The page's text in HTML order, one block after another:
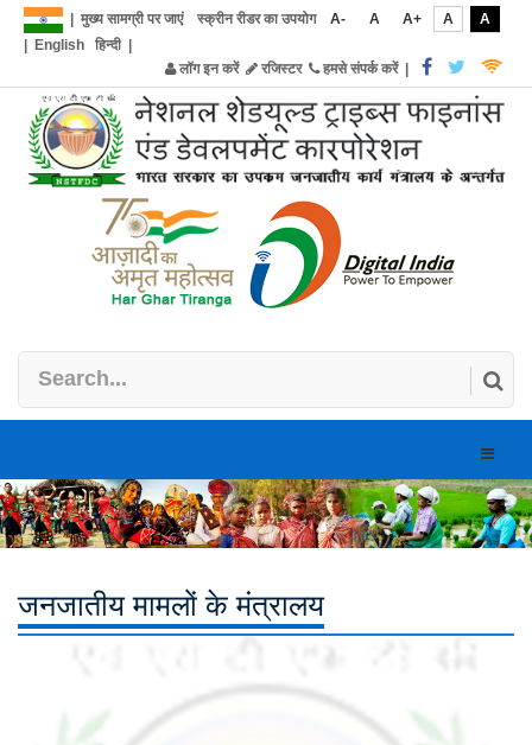
मुख्य सामग्री पर जाएं स्क्रीन रीडर का उपयोग A- A A+ A
A
English हिन्दी|
लॉग इन करें
रजिस्टर हमसे संपर्क करें|
Toggle
जनजातीय मामलों के मंत्रालय